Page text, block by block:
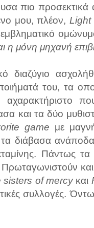
πιο προσεκτικά
μου, πλέον, Light
η μόνη μηχανή
του, τα
αχαρακτήριστο
και τα δύο
game με
διάβασα
Πάντως
sisters of mercyκαι
συλλογές.